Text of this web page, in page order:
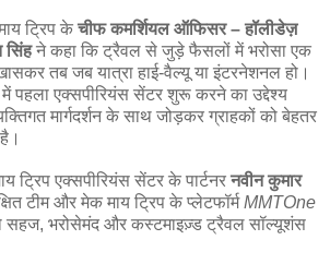
ट्रिप केचीफ कमर्शियल ऑफिसर – हॉलीडेज़
सिंहने कहा कि ट्रैवल से जुड़े फैसलों में भरोसा एक
तब जब यात्रा हाई-वैल्यू या इंटरनेशनल हो।
में पहला एक्सपीरियंस सेंटर शुरू करने का उद्देश्य
मार्गदर्शन के साथ जोड़कर ग्राहकों को बेहतर
ट्रिप एक्सपीरियंस सेंटर के पार्टनरनवीन कुमार
टीम और मेक माय ट्रिप के प्लेटफॉर्मMMTOne
सहज, भरोसेमंद और कस्टमाइज़्ड ट्रैवल सॉल्यूशंस